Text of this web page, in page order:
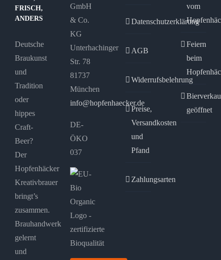
FRISCH,
ANDERS
Deutsche
Braukunst
und
Tradition
oder
hippes
Craft-
Beer?
Der
Hopfenhäcker
Kreativbrauer
bringt’s
zusammen.
Brauhandwerk
gelernt
und
GmbH
& Co.
KG
Unterhachinger
Str. 78
81737
München
info@hopfenhaecker.de
DE-
ÖKO
037
Datenschutzerklärung
AGB
Widerrufsbelehrung
Preise,
Versandkosten
und
Pfand
Zahlungsarten
vom
Feiern
beim
geöffnet